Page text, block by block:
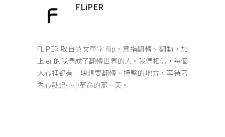
FLiPER
FLiPER 取自英文單字 flip，意指翻轉、翻動，加
上 er 的我們成了翻轉世界的人。我們相信，每個
人心裡都有一塊想要翻轉、撞擊的地方，等待著
內心發起小小革命的那一天。